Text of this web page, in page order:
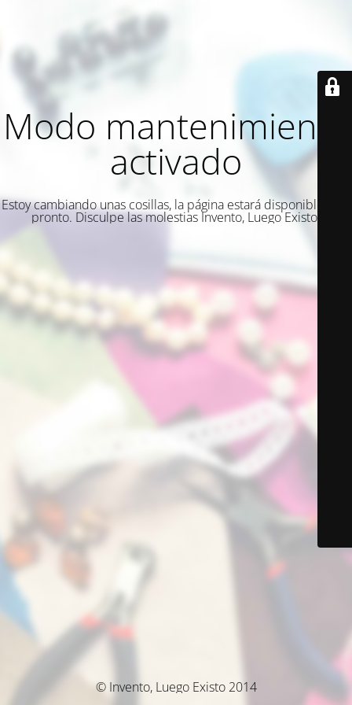
Modo mantenimiento
activado
Estoy cambiando unas cosillas, la página estará disponible muy
pronto. Disculpe las molestias Invento, Luego Existo.
© Invento, Luego Existo 2014